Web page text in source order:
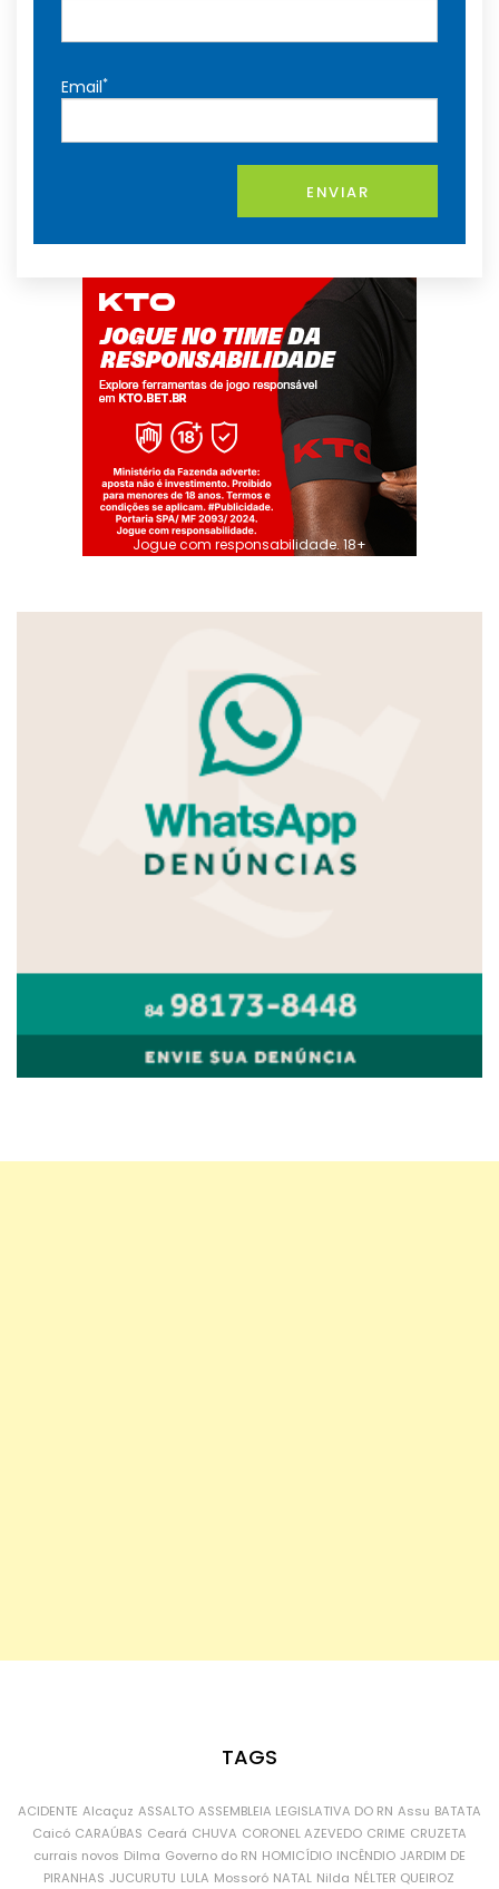
Email*
ENVIAR
Jogue com responsabilidade. 18+
TAGS
ACIDENTE Alcaçuz ASSALTO ASSEMBLEIA LEGISLATIVA DO RN Assu BATATA
Caicó CARAÚBAS Ceará CHUVA CORONEL AZEVEDO CRIME CRUZETA
currais novos Dilma Governo do RN HOMICÍDIO INCÊNDIO JARDIM DE
PIRANHAS JUCURUTU LULA Mossoró NATAL Nilda NÉLTER QUEIROZ